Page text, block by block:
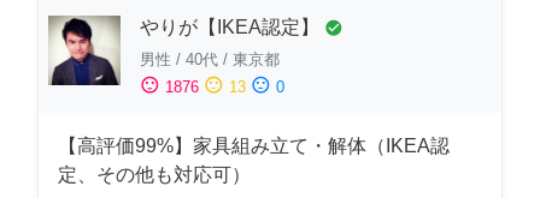
やりが【IKEA認定】 check_circle
男性 / 40代 / 東京都
sentiment_satisfied 1876 sentiment_neutral 13 sentiment_dissatisfied 0
【高評価99%】家具組み立て・解体（IKEA認
定、その他も対応可）